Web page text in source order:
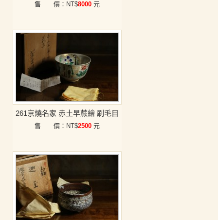
售 價：NT$8000 元
261京燒名家 赤土早蕨繪 刷毛目
售 價：NT$2500 元